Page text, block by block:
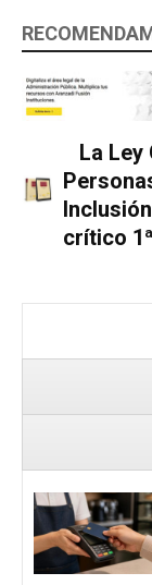
La Ley
crítico